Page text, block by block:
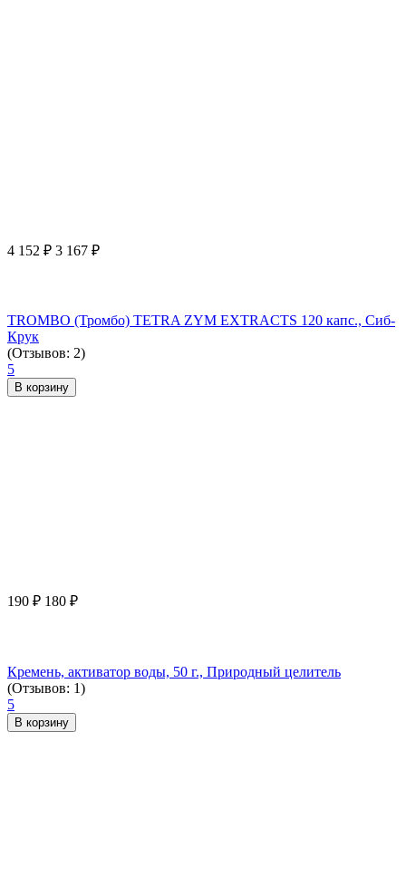
4 152 ₽ 3 167 ₽
TROMBO (Тромбо) TETRA ZYM EXTRACTS 120 капс., Сиб-
Крук
(Отзывов: 2)
5
В корзину
190 ₽ 180 ₽
Кремень, активатор воды, 50 г., Природный целитель
(Отзывов: 1)
5
В корзину